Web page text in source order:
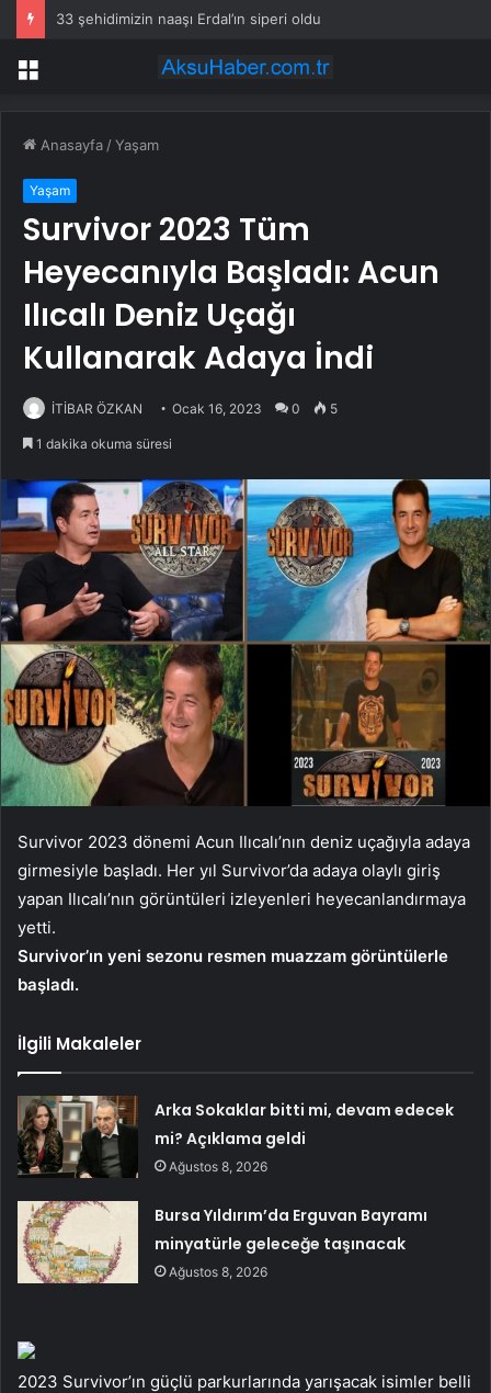
33 şehidimizin naaşı Erdal’ın siperi oldu
Menü
Anasayfa /Yaşam
Yaşam
Survivor 2023 Tüm
Heyecanıyla Başladı: Acun
Ilıcalı Deniz Uçağı
Kullanarak Adaya İndi
İTİBAR ÖZKAN Ocak 16, 2023 0 5
1 dakika okuma süresi
Survivor 2023 dönemi Acun Ilıcalı’nın deniz uçağıyla adaya
girmesiyle başladı. Her yıl Survivor’da adaya olaylı giriş
yapan Ilıcalı’nın görüntüleri izleyenleri heyecanlandırmaya
yetti.
Survivor’ın yeni sezonu resmen muazzam görüntülerle
başladı.
İlgili Makaleler
Arka Sokaklar bitti mi, devam edecek
mi? Açıklama geldi
Ağustos 8, 2026
Bursa Yıldırım’da Erguvan Bayramı
minyatürle geleceğe taşınacak
Ağustos 8, 2026
2023 Survivor’ın güçlü parkurlarında yarışacak isimler belli